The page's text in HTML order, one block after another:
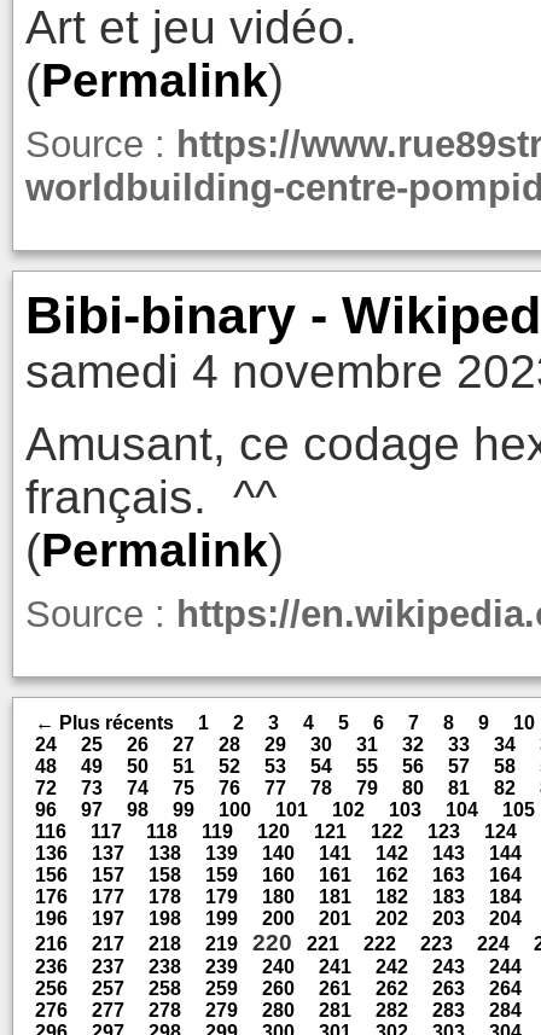
Art et jeu vidéo.
(Permalink)
Source : https://
worldbuilding-centre-
Bibi-binary -
samedi 4 novembre
Amusant, ce codage
français. ^^
(Permalink)
Source : https://
← Plus récents 1 2 3 4 5 6 7 8 9
10
24
25 26 27 28 29 30 31 32 33 34
48
49 50 51 52 53 54 55 56 57 58
72
73 74 75 76 77 78 79 80 81 82
96
97 98 99 100 101 102 103 104
105
116
117 118 119 120 121 122 123 124
136
137 138 139 140 141 142 143
144
156
157 158 159 160 161 162 163
164
176
177 178 179 180 181 182 183
184
196
197 198 199 200 201 202 203
204
216
217 218 219 220 221 222 223 224
236
237 238 239 240 241 242 243
244
256
257 258 259 260 261 262 263
264
276
277 278 279 280 281 282 283
284